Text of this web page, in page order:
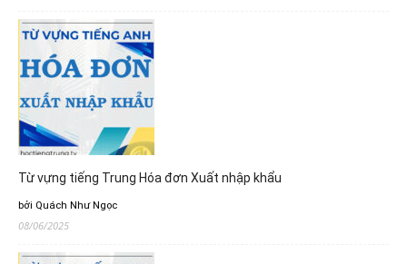
Từ vựng tiếng Trung Hóa đơn Xuất nhập khẩu
bởi Quách Như Ngọc
08/06/2025